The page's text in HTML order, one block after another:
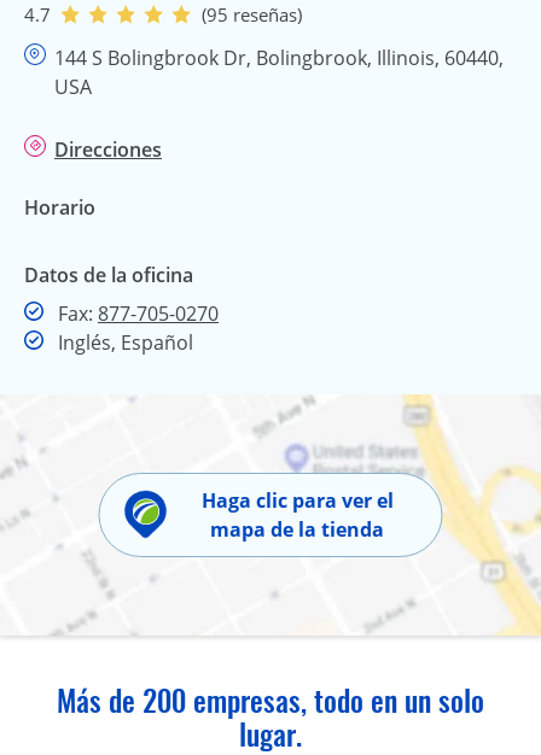
4.7 (95 reseñas)
144 S Bolingbrook Dr, Bolingbrook, Illinois, 60440,
USA
Direcciones
Horario
Datos de la oficina
Fax: 877-705-0270Fax
Inglés, Español
Haga clic para ver el
mapa de la tienda
Más de 200 empresas, todo en un solo
lugar.